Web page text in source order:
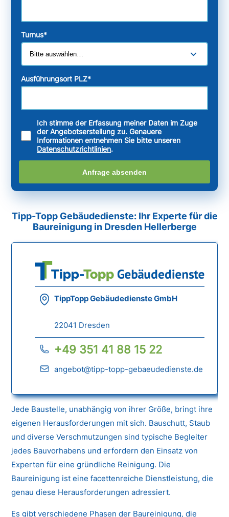
Turnus*
Ausführungsort PLZ*
Ich stimme der Erfassung meiner Daten im Zuge
der Angebotserstellung zu. Genauere
Informationen entnehmen Sie bitte unseren
Datenschutzrichtlinien.
Anfrage absenden
Tipp-Topp Gebäudedienste: Ihr Experte für die
Baureinigung in Dresden Hellerberge
TippTopp Gebäudedienste GmbH
22041 Dresden
+49 351 41 88 15 22
angebot@tipp-topp-gebaeudedienste.de
Jede Baustelle, unabhängig von ihrer Größe, bringt ihre
eigenen Herausforderungen mit sich. Bauschutt, Staub
und diverse Verschmutzungen sind typische Begleiter
jedes Bauvorhabens und erfordern den Einsatz von
Experten für eine gründliche Reinigung. Die
Baureinigung ist eine facettenreiche Dienstleistung, die
genau diese Herausforderungen adressiert.
Es gibt verschiedene Phasen der Baureinigung, die